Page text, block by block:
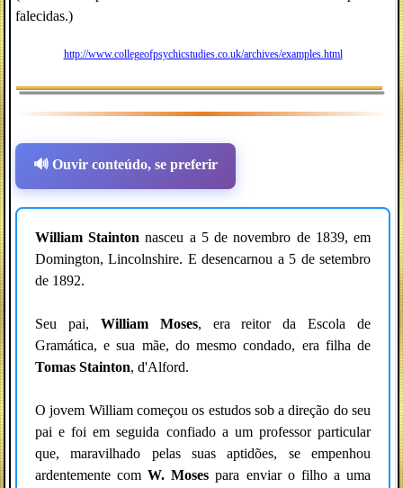
falecidas.)
http://www.collegeofpsychicstudies.co.uk/archives/examples.html
🔊 Ouvir conteúdo, se preferir
William Stainton nasceu a 5 de novembro de 1839, em
Domington, Lincolnshire. E desencarnou a 5 de setembro
de 1892.
Seu pai, William Moses, era reitor da Escola de
Gramática, e sua mãe, do mesmo condado, era filha de
Tomas Stainton, d'Alford.
O jovem William começou os estudos sob a direção do seu
pai e foi em seguida confiado a um professor particular
que, maravilhado pelas suas aptidões, se empenhou
ardentemente comW. Moses para enviar o filho a uma